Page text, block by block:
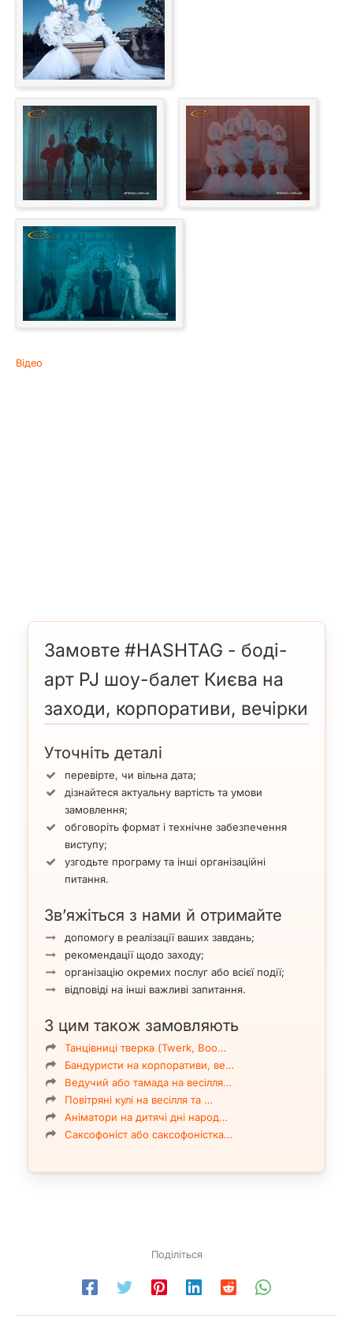
Відео
Замовте #HASHTAG - боді-
арт PJ шоу-балет Києва на
заходи, корпоративи, вечірки
Уточніть деталі
перевірте, чи вільна дата;
дізнайтеся актуальну вартість та умови
замовлення;
обговоріть формат і технічне забезпечення
виступу;
узгодьте програму та інші організаційні
питання.
Зв’яжіться з нами й отримайте
допомогу в реалізації ваших завдань;
рекомендації щодо заходу;
організацію окремих послуг або всієї події;
відповіді на інші важливі запитання.
З цим також замовляють
Танцівниці тверка (Twerk, Boo…
Бандуристи на корпоративи, ве…
Ведучий або тамада на весілля…
Повітряні кулі на весілля та …
Аніматори на дитячі дні народ…
Саксофоніст або саксофоністка…
Поділіться